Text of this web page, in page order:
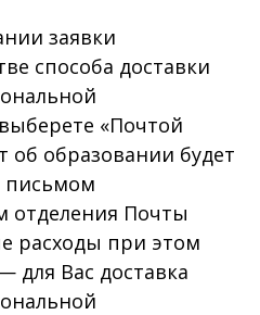
заявки
способа доставки
«Почтой
об образовании будет
письмом
отделения Почты
расходы при этом
для Вас доставка